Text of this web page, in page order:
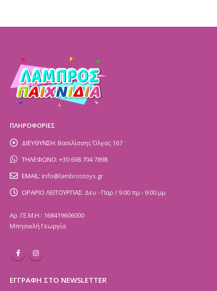
ΠΛΗΡΟΦΟΡΙΕΣ
ΔΙΕΥΘΥΝΣΗ: Βασιλίσσης Όλγας 167
ΤΗΛΕΦΩΝΟ: +30 698 704 7898
EMAIL: info@lambrostoys.gr
ΩΡΑΡΙΟ ΛΕΙΤΟΥΡΓΙΑΣ: Δευ - Παρ / 9:00 πμ - 9:00 μμ
Αρ. ΓΕ.Μ.Η.: 168419606000
Μπησικλή Γεωργία
ΕΓΓΡΑΦΗ ΣΤΟ NEWSLETTER